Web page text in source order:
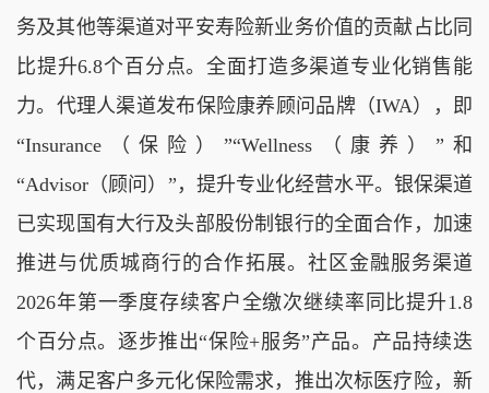
务及其他等渠道对平安寿险新业务价值的贡献占比同
比提升6.8个百分点。全面打造多渠道专业化销售能
力。代理人渠道发布保险康养顾问品牌（IWA），即
“Insurance（保险）”“Wellness（康养）”和
“Advisor（顾问）”，提升专业化经营水平。银保渠道
已实现国有大行及头部股份制银行的全面合作，加速
推进与优质城商行的合作拓展。社区金融服务渠道
2026年第一季度存续客户全缴次继续率同比提升1.8
个百分点。逐步推出“保险+服务”产品。产品持续迭
代，满足客户多元化保险需求，推出次标医疗险，新